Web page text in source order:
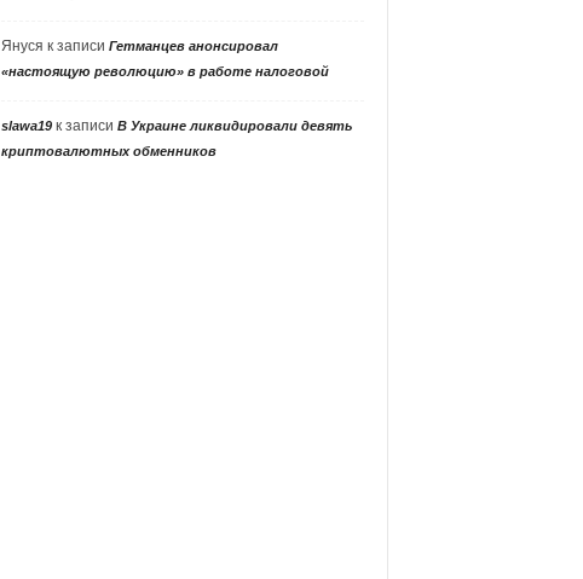
Януся к записи Гетманцев анонсировал
«настоящую революцию» в работе налоговой
slawa19к записи В Украине ликвидировали девять
криптовалютных обменников